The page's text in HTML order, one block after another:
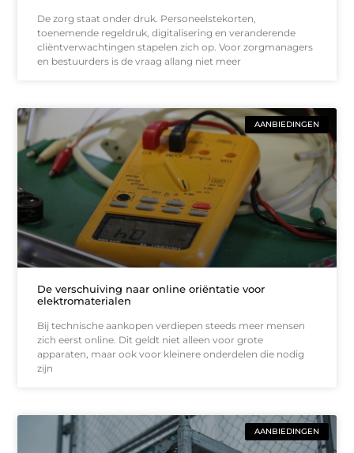
De zorg staat onder druk. Personeelstekorten,
toenemende regeldruk, digitalisering en veranderende
cliëntverwachtingen stapelen zich op. Voor zorgmanagers
en bestuurders is de vraag allang niet meer
AANBIEDINGEN
De verschuiving naar online oriëntatie voor
elektromaterialen
Bij technische aankopen verdiepen steeds meer mensen
zich eerst online. Dit geldt niet alleen voor grote
apparaten, maar ook voor kleinere onderdelen die nodig
zijn
AANBIEDINGEN